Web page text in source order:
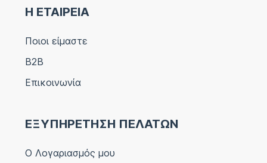
Η ΕΤΑΙΡΕΙΑ
Ποιοι είμαστε
B2B
Επικοινωνία
ΕΞΥΠΗΡΕΤΗΣΗ ΠΕΛΑΤΩΝ
Ο Λογαριασμός μου